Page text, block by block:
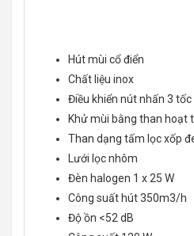
Hút mùi cổ điển
Chất liệu inox
Điều khiển nút nhấn 3 tốc
Khử mùi bằng than hoạt
Than dạng tấm lọc xốp
Lưới lọc nhôm
Đèn halogen 1 x 25 W
Công suất hút 350m3/h
Độ ồn <52 dB